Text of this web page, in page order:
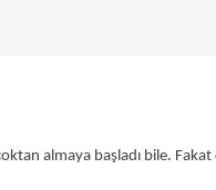
almaya başladı bile. Fakat